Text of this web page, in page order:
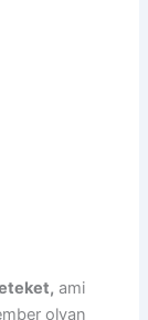
ami
olyan